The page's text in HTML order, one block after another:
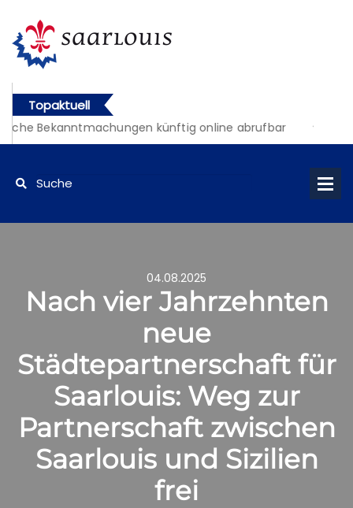
Topaktuell
Bekanntmachungen künftig online abrufbar
04.08.2025
Nach vier Jahrzehnten
neue
Städtepartnerschaft für
Saarlouis: Weg zur
Partnerschaft zwischen
Saarlouis und Sizilien
frei